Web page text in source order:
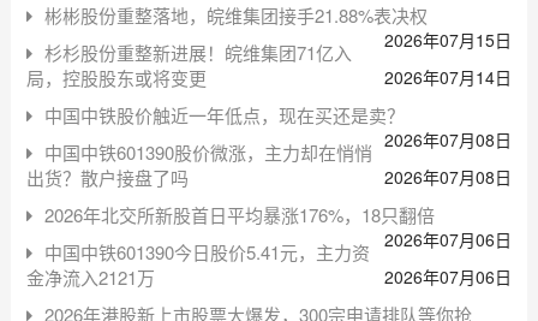
彬彬股份重整落地，皖维集团接手21.88%表决权
2026年07月15日
杉杉股份重整新进展！皖维集团71亿入
局，控股股东或将变更
2026年07月14日
中国中铁股价触近一年低点，现在买还是卖？
2026年07月08日
中国中铁601390股价微涨，主力却在悄悄
出货？散户接盘了吗
2026年07月08日
2026年北交所新股首日平均暴涨176%，18只翻倍
2026年07月06日
中国中铁601390今日股价5.41元，主力资
金净流入2121万
2026年07月06日
2026年港股新上市股票大爆发，300宗申请排队等你抢